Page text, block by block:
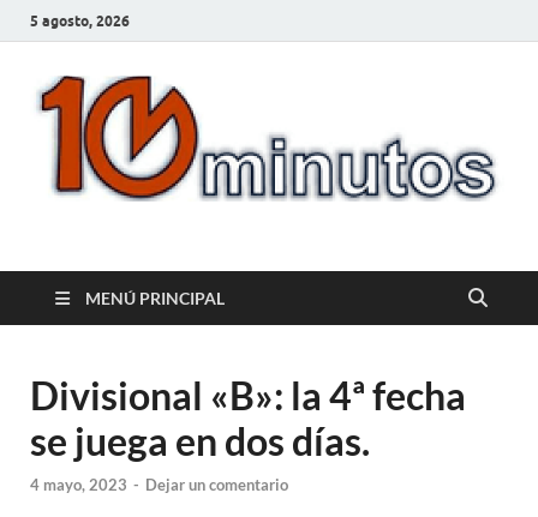
5 agosto, 2026
10minutos.com.uy
MENÚ PRINCIPAL
Divisional «B»: la 4ª fecha
se juega en dos días.
4 mayo, 2023 - Dejar un comentario